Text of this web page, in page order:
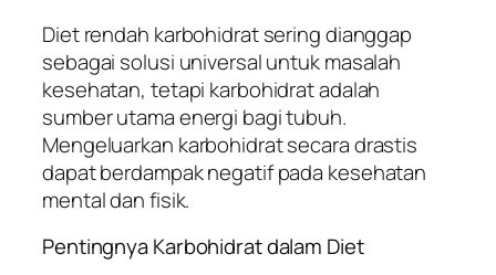
Diet rendah karbohidrat sering dianggap
sebagai solusi universal untuk masalah
kesehatan, tetapi karbohidrat adalah
sumber utama energi bagi tubuh.
Mengeluarkan karbohidrat secara drastis
dapat berdampak negatif pada kesehatan
mental dan fisik.
Pentingnya Karbohidrat dalam Diet